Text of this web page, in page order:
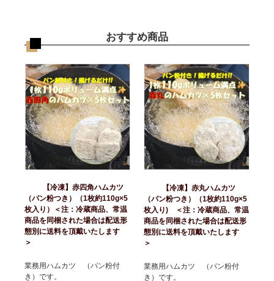
おすすめ商品
【冷凍】赤四角ハムカツ
（パン粉つき）（1枚約110g×5
枚入り）＜注：冷蔵商品、常温
商品を同梱された場合は配送形
態別に送料を頂戴いたします
＞
業務用ハムカツ （パン粉付
き）です。
【冷凍】赤丸ハムカツ
（パン粉つき）（1枚約110g×5
枚入り) ＜注：冷蔵商品、常温
商品を同梱された場合は配送形
態別に送料を頂戴いたします
＞
業務用ハムカツ （パン粉付
き）です。